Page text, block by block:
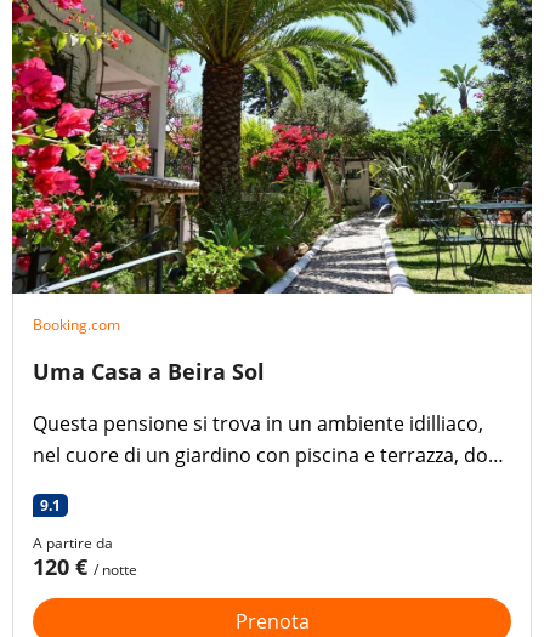
Booking.com
Uma Casa a Beira Sol
Questa pensione si trova in un ambiente idilliaco,
nel cuore di un giardino con piscina e terrazza, dove
dell'Algarve.
9.1
A partire da
120 € / notte
Prenota